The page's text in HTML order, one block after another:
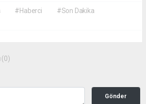
#Haberci
#Son Dakika
(0)
Gönder